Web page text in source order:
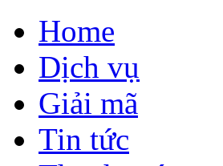
Home
Dịch vụ
Giải mã
Tin tức